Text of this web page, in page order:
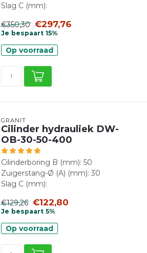
Slag C (mm):
€350,30 €297,76
Je bespaart 15%
Op voorraad
GRANIT
Cilinder hydrauliek DW-
OB-30-50-400
Cilinderboring B (mm): 50
Zuigerstang-Ø (A) (mm): 30
Slag C (mm):
€129,26 €122,80
Je bespaart 5%
Op voorraad